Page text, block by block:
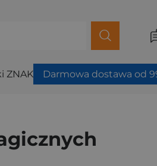
ZNAK Darmowa dostawa od